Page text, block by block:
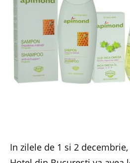
In zilele de 1 si 2